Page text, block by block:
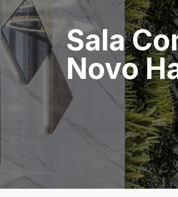
Sala
Novo